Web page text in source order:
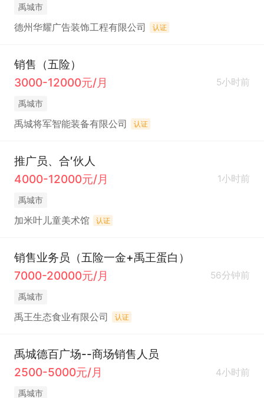
禹城市
德州华耀广告装饰工程有限公司 认证
销售（五险）
3000-12000元/月
5小时前
禹城市
禹城将军智能装备有限公司 认证
推广员、合′伙人
4000-12000元/月
1小时前
禹城市
加米叶儿童美术馆 认证
销售业务员（五险一金+禹王蛋白）
7000-20000元/月
56分钟前
禹城市
禹王生态食业有限公司 认证
禹城德百广场--商场销售人员
2500-5000元/月
4小时前
禹城市